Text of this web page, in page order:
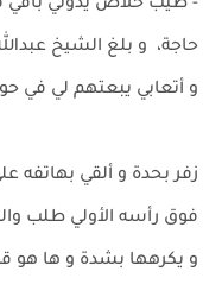
- طيب خلاص يدوني
حاجة، و بلغ الشيخ
و أتعابي يبعتهم لي في
زفر بحدة و ألقي بهاتفه
فوق رأسه الأولي طلب
و يكرهها بشدة و ها هو